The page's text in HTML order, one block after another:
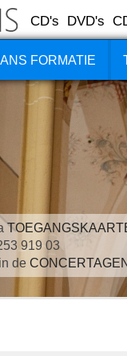
CD's DVD's
FORMATIE
919 03
de